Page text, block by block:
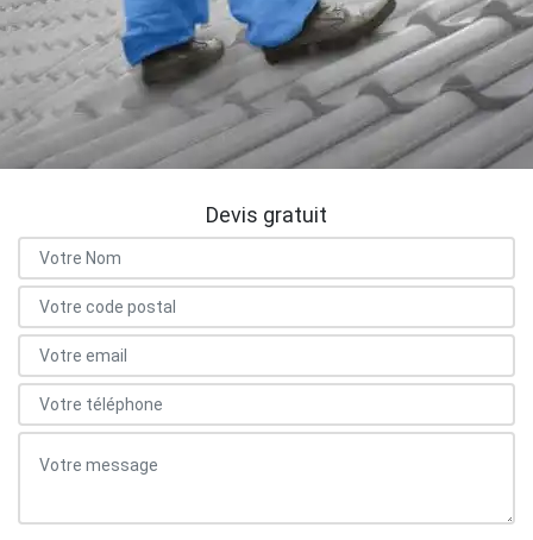
Devis gratuit